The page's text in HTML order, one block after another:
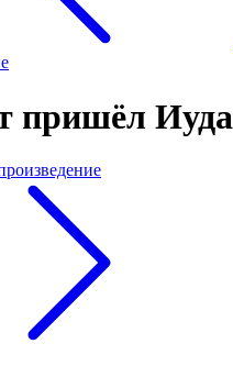
пришёл Иуда